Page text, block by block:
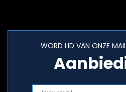
WORD LID VAN ONZE